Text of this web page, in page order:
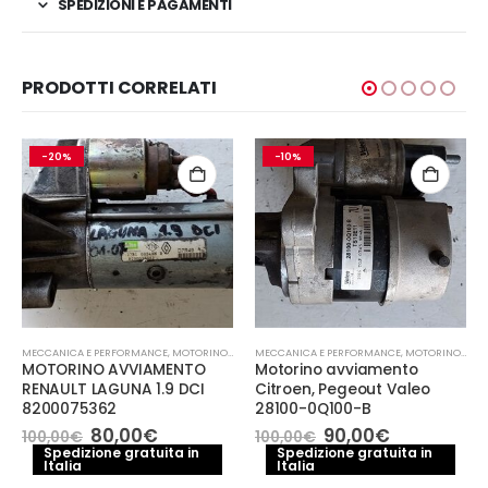
SPEDIZIONI E PAGAMENTI
PRODOTTI CORRELATI
-20%
MECCANICA E PERFORMANCE, MOTORINO AVVIAMENTO
MOTORINO AVVIAMENTO
RENAULT LAGUNA 1.9 DCI
8200075362
100,00€ Il
prezzo
originale
80,00€Il
prezzo
attuale
Spedizione gratuita in
Italia
-10%
MECCANICA E PERFORMANCE, MOTORINO AVVIAMENTO
Motorino avviamento
Citroen, Pegeout Valeo
28100-0Q100-B
100,00€ Il
prezzo
originale
90,00€Il
prezzo
attuale
Spedizione gratuita in
Italia